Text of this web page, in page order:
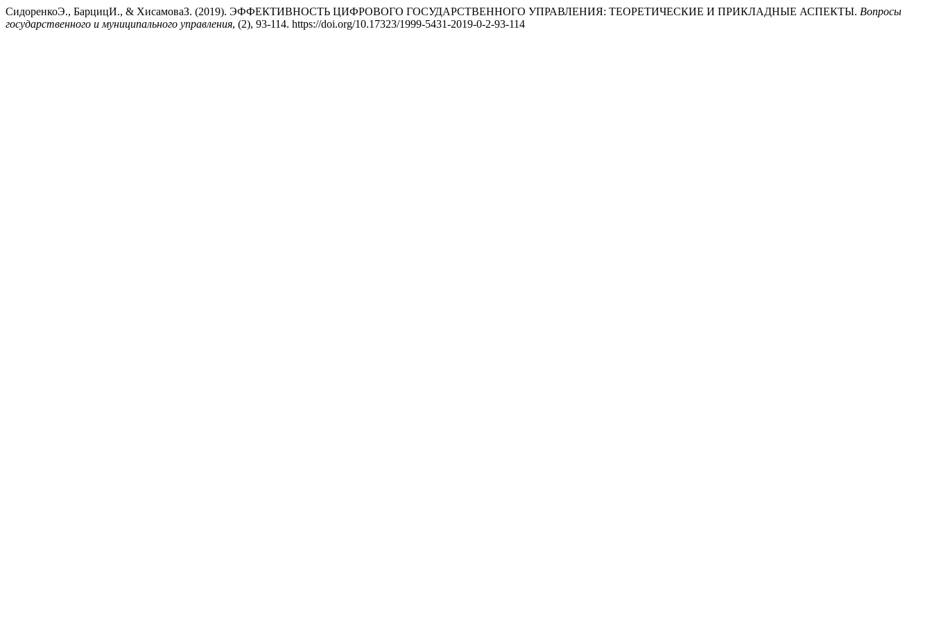
СидоренкоЭ., БарцицИ., & ХисамоваЗ. (2019). ЭФФЕКТИВНОСТЬ ЦИФРОВОГО ГОСУДАРСТВЕННОГО УПРАВЛЕНИЯ: ТЕОРЕТИЧЕСКИЕ И ПРИКЛАДНЫЕ АСПЕКТЫ. Вопросы
государственного и муниципального управления, (2), 93-114. https://doi.org/10.17323/1999-5431-2019-0-2-93-114